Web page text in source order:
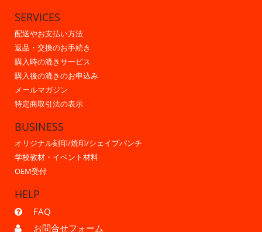
SERVICES
配送やお支払い方法
返品・交換のお手続き
購入時の漉きサービス
購入後の漉きのお申込み
メールマガジン
特定商取引法の表示
BUSINESS
オリジナル刻印/焼印/シェイプパンチ
学校教材・イベント材料
OEM受付
HELP
FAQ
お問合せフォーム